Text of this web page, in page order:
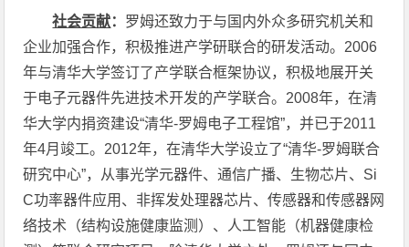
社会贡献： 罗姆还致力于与国内外众多研究机关和
企业加强合作，积极推进产学研联合的研发活动。2006
年与清华大学签订了产学联合框架协议，积极地展开关
于电子元器件先进技术开发的产学联合。2008年，在清
华大学内捐资建设“清华-罗姆电子工程馆”，并已于2011
年4月竣工。2012年，在清华大学设立了“清华-罗姆联合
研究中心”，从事光学元器件、通信广播、生物芯片、Si
C功率器件应用、非挥发处理器芯片、传感器和传感器网
络技术（结构设施健康监测）、人工智能（机器健康检